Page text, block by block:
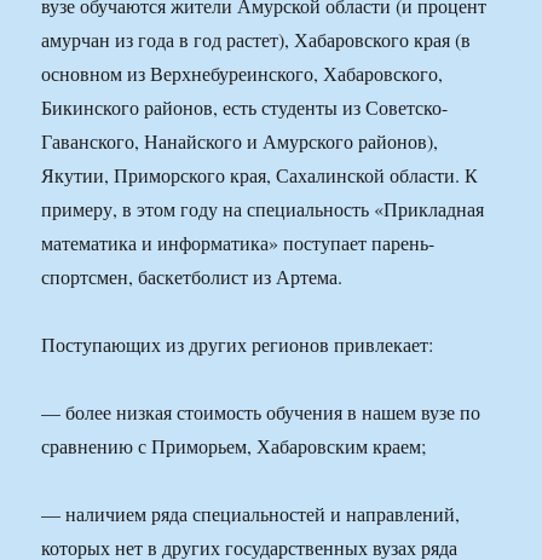
вузе обучаются жители Амурской области (и процент
амурчан из года в год растет), Хабаровского края (в
основном из Верхнебуреинского, Хабаровского,
Бикинского районов, есть студенты из Советско-
Гаванского, Нанайского и Амурского районов),
Якутии, Приморского края, Сахалинской области. К
примеру, в этом году на специальность «Прикладная
математика и информатика» поступает парень-
спортсмен, баскетболист из Артема.
Поступающих из других регионов привлекает:
— более низкая стоимость обучения в нашем вузе по
сравнению с Приморьем, Хабаровским краем;
— наличием ряда специальностей и направлений,
которых нет в других государственных вузах ряда